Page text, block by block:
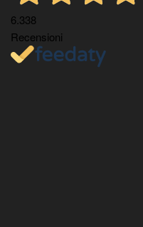
6.338
Recensioni